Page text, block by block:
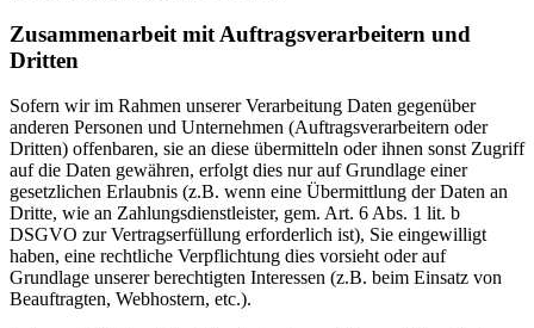
Zusammenarbeit mit Auftragsverarbeitern und
Dritten
Sofern wir im Rahmen unserer Verarbeitung Daten gegenüber
anderen Personen und Unternehmen (Auftragsverarbeitern oder
Dritten) offenbaren, sie an diese übermitteln oder ihnen sonst Zugriff
auf die Daten gewähren, erfolgt dies nur auf Grundlage einer
gesetzlichen Erlaubnis (z.B. wenn eine Übermittlung der Daten an
Dritte, wie an Zahlungsdienstleister, gem. Art. 6 Abs. 1 lit. b
DSGVO zur Vertragserfüllung erforderlich ist), Sie eingewilligt
haben, eine rechtliche Verpflichtung dies vorsieht oder auf
Grundlage unserer berechtigten Interessen (z.B. beim Einsatz von
Beauftragten, Webhostern, etc.).